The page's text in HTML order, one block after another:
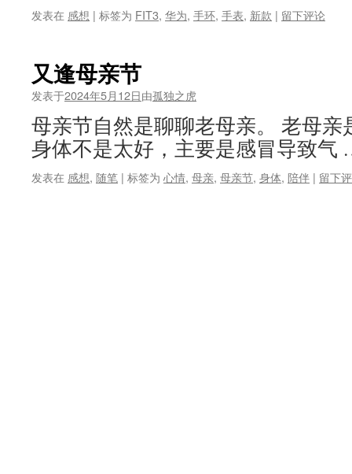
发表在 感想 | 标签为 FIT3, 华为, 手环, 手表, 新款 | 留下评论
又逢母亲节
发表于2024年5月12日由孤独之虎
母亲节自然是聊聊老母亲。 老母
身体不是太好，主要是感冒导致
发表在 感想, 随笔 | 标签为 心情, 母亲, 母亲节, 身体, 陪伴 | 留下